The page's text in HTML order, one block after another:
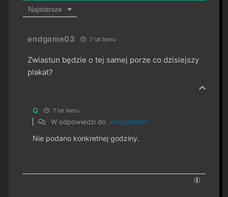
Najstarsze
endgame03 7 lat temu
Zwiastun będzie o tej samej porze co dzisiejszy
plakat?
Q 7 lat temu
W odpowiedzi doendgame03
Nie podano konkretnej godziny.